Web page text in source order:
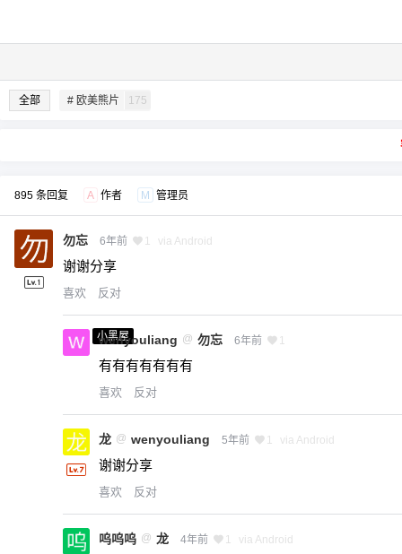
全部 # 欧美熊片 175
895 条回复 A 作者 M 管理员
勿忘 6年前 1 via Android
谢谢分享
喜欢 反对
小黑屋
wenyouliang @ 勿忘 6年前 1
有有有有有有有
喜欢 反对
龙 @ wenyouliang 5年前 1 via Android
谢谢分享
喜欢 反对
呜呜呜 @ 龙 4年前 1 via Android